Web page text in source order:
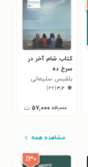
کتاب شام آخر در
سرخ ده
بلقیس سلیمانی
۳٫۲(۳۲)
۱۱۴,۰۰۰ ۵۷,۰۰۰ ت
مشاهده همه
٪۳۰